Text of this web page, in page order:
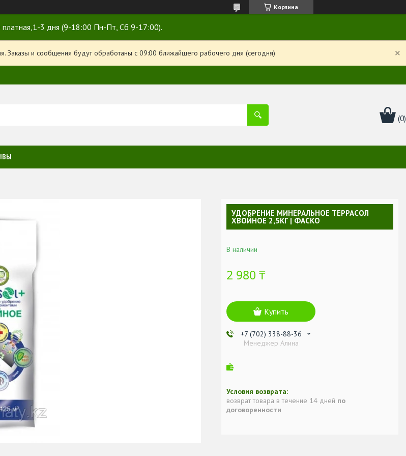
Корзина
платная,1-3 дня (9-18:00 Пн-Пт, Сб 9-17:00).
Заказы и сообщения будут обработаны с 09:00 ближайшего рабочего дня (сегодня)
УДОБРЕНИЕ МИНЕРАЛЬНОЕ ТЕРРАСОЛ
ХВОЙНОЕ 2,5КГ | ФАСКО
В наличии
2 980 ₸
Купить
+7 (702) 338-88-36
Менеджер Алина
возврат товара в течение 14 дней по
договоренности